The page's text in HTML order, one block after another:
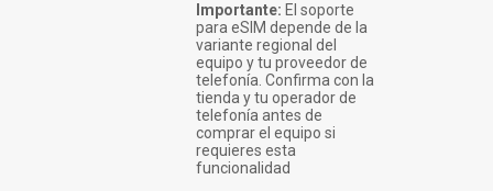
Importante: El soporte
para eSIM depende de la
variante regional del
equipo y tu proveedor de
telefonía. Confirma con la
tienda y tu operador de
telefonía antes de
comprar el equipo si
requieres esta
funcionalidad